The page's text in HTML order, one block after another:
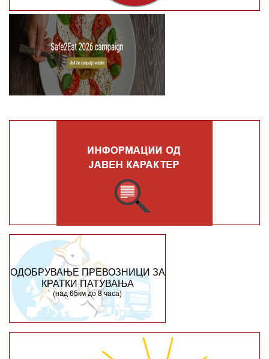
ОДОБРУВАЊЕ ПРЕВОЗНИЦИ ЗА
КРАТКИ ПАТУВАЊА
(над 65км до 8 часа)